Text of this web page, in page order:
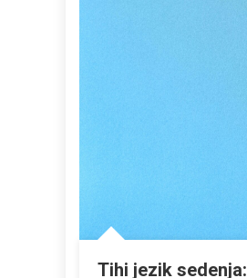
Tihi jezik